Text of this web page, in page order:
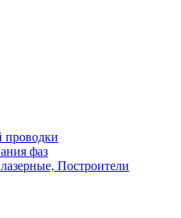
проводки
фаз
Построители